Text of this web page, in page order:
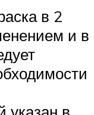
в 2
и в